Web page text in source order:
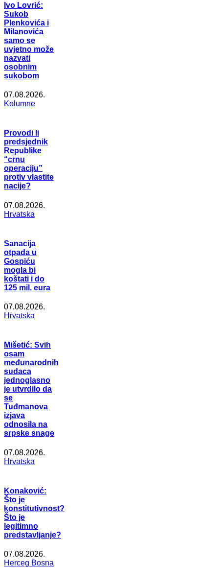
Ivo Lovrić:
Sukob
Plenkovića i
Milanovića
samo se
uvjetno može
nazvati
osobnim
sukobom
07.08.2026.
Kolumne
Provodi li
predsjednik
Republike
“crnu
operaciju”
protiv vlastite
nacije?
07.08.2026.
Hrvatska
Sanacija
otpada u
Gospiću
mogla bi
koštati i do
125 mil. eura
07.08.2026.
Hrvatska
Mišetić: Svih
osam
međunarodnih
sudaca
jednoglasno
je utvrdilo da
se
Tuđmanova
izjava
odnosila na
srpske snage
07.08.2026.
Hrvatska
Konaković:
Što je
konstitutivnost?
Što je
legitimno
predstavljanje?
07.08.2026.
Herceg Bosna